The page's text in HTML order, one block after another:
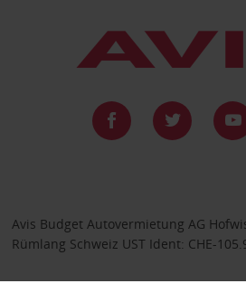
Avis Budget Autovermietung AG
Rümlang Schweiz UST Ident: CHE-